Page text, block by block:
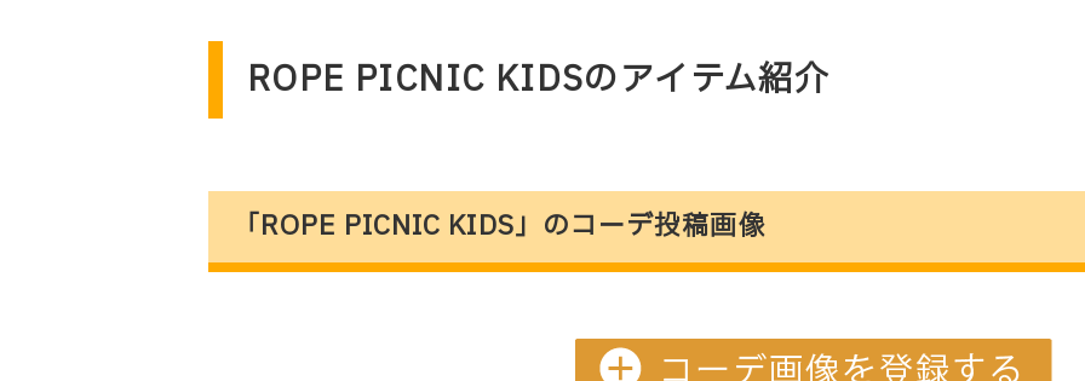
ROPE PICNIC KIDSのアイテム紹介
「ROPE PICNIC KIDS」のコーデ投稿画像